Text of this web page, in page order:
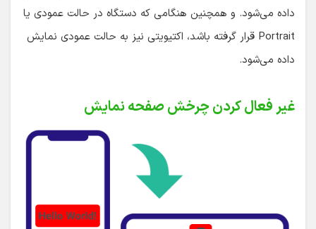
داده می‌شود. و همچنین هنگامی که دستگاه در حالت عمودی یا
Portrait قرار گرفته باشد، اکتیویتی نیز به حالت عمودی نمایش
داده می‌شود.
غیر فعال کردن چرخش صفحه نمایش